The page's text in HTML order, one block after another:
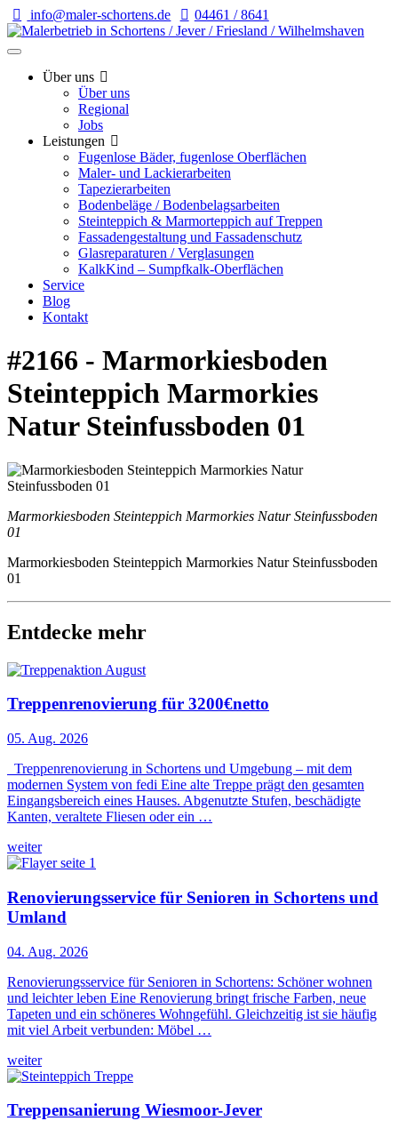
info@maler-schortens.de 04461 / 8641
Über uns
Über uns
Regional
Jobs
Leistungen
Fugenlose Bäder, fugenlose Oberflächen
Maler- und Lackierarbeiten
Tapezierarbeiten
Bodenbeläge / Bodenbelagsarbeiten
Steinteppich & Marmorteppich auf Treppen
Fassadengestaltung und Fassadenschutz
Glasreparaturen / Verglasungen
KalkKind – Sumpfkalk-Oberflächen
Service
Blog
Kontakt
#2166 - Marmorkiesboden
Steinteppich Marmorkies
Natur Steinfussboden 01
Marmorkiesboden Steinteppich Marmorkies Natur Steinfussboden
01
Marmorkiesboden Steinteppich Marmorkies Natur Steinfussboden
01
Entdecke mehr
Treppenrenovierung für 3200€netto
05. Aug. 2026
Treppenrenovierung in Schortens und Umgebung – mit dem
modernen System von fedi Eine alte Treppe prägt den gesamten
Eingangsbereich eines Hauses. Abgenutzte Stufen, beschädigte
Kanten, veraltete Fliesen oder ein …
weiter
Renovierungsservice für Senioren in Schortens und
Umland
04. Aug. 2026
Renovierungsservice für Senioren in Schortens: Schöner wohnen
und leichter leben Eine Renovierung bringt frische Farben, neue
Tapeten und ein schöneres Wohngefühl. Gleichzeitig ist sie häufig
mit viel Arbeit verbunden: Möbel …
weiter
Treppensanierung Wiesmoor-Jever